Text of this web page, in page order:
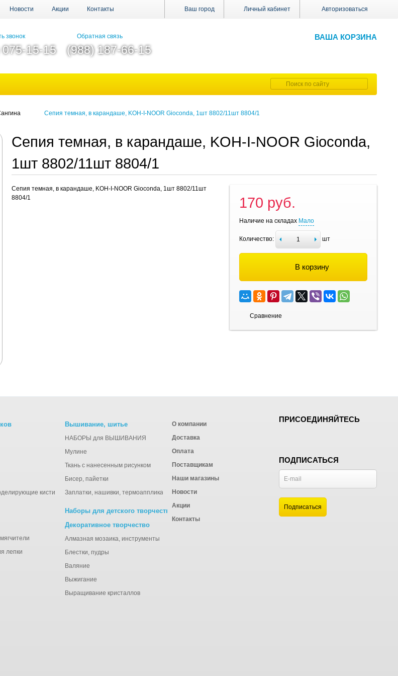
Ваш город Личный кабинет Авторизоваться
Новости Акции Контакты
ВАША КОРЗИНА
звонок
15-15
Обратная связь
(988) 187-66-15
Сепия темная, в карандаше, KOH-I-NOOR Gioconda, 1шт 8802/11шт 8804/1
Сепия темная, в карандаше, KOH-I-NOOR Gioconda,
1шт 8802/11шт 8804/1
Сепия темная, в карандаше, KOH-I-NOOR Gioconda, 1шт 8802/11шт
8804/1
170 руб.
Наличие на складах Мало
Количество: шт
В корзину
Сравнение
кисти
Вышивание, шитье
НАБОРЫ для ВЫШИВАНИЯ
Мулине
Ткань с нанесенным рисунком
Бисер, пайетки
Заплатки, нашивки, термоаппликации
лепки
Наборы для детского творчества
Декоративное творчество
Алмазная мозаика, инструменты
Блестки, пудры
Валяние
Выжигание
Выращивание кристаллов
О компании
Доставка
Оплата
Поставщикам
Наши магазины
Новости
Акции
Контакты
ПРИСОЕДИНЯЙТЕСЬ
ПОДПИСАТЬСЯ